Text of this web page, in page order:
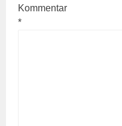
Kommentar
*